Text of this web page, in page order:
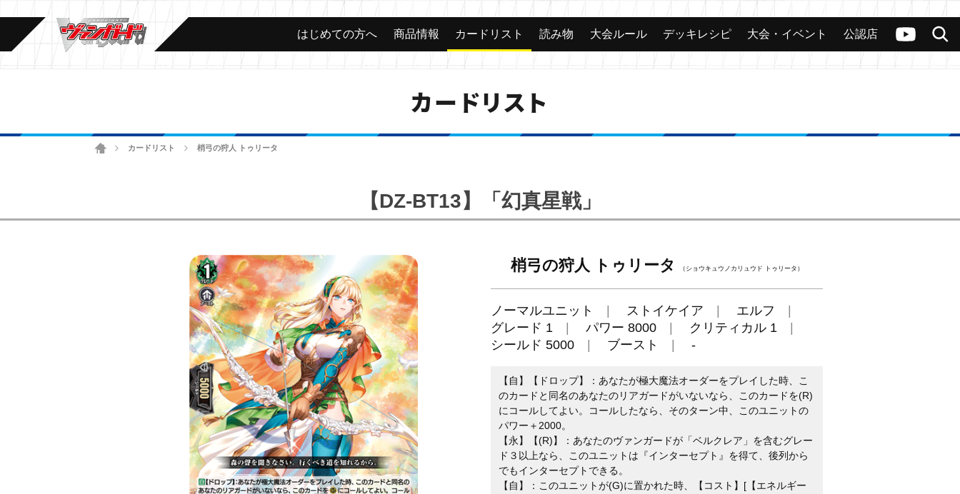
ヴァンガードch
検索
カード 大会 公認店舗 その他
はじめての方へ 商品情報 カードリスト 読み物 大会ルール デッキレシピ 大会・イベント 公認店
カードリスト
ホームカードリスト 梢弓の狩人 トゥリータ
【DZ-BT13】「幻真星戦」
梢弓の狩人 トゥリータ （ショウキュウノカリュウド トゥリータ）
ノーマルユニット ストイケイア
エルフ
グレード 1
パワー 8000
クリティカル 1
シールド 5000
ブースト -
【自】【ドロップ】：あなたが極大魔法オーダーをプレイした時、こ
のカードと同名のあなたのリアガードがいないなら、このカードを(R)
にコールしてよい。コールしたなら、そのターン中、このユニットの
パワー＋2000。
【永】【(R)】：あなたのヴァンガードが「ベルクレア」を含むグレー
ド３以上なら、このユニットは『インターセプト』を得て、後列から
でもインターセプトできる。
【自】：このユニットが(G)に置かれた時、【コスト】[【エネルギー